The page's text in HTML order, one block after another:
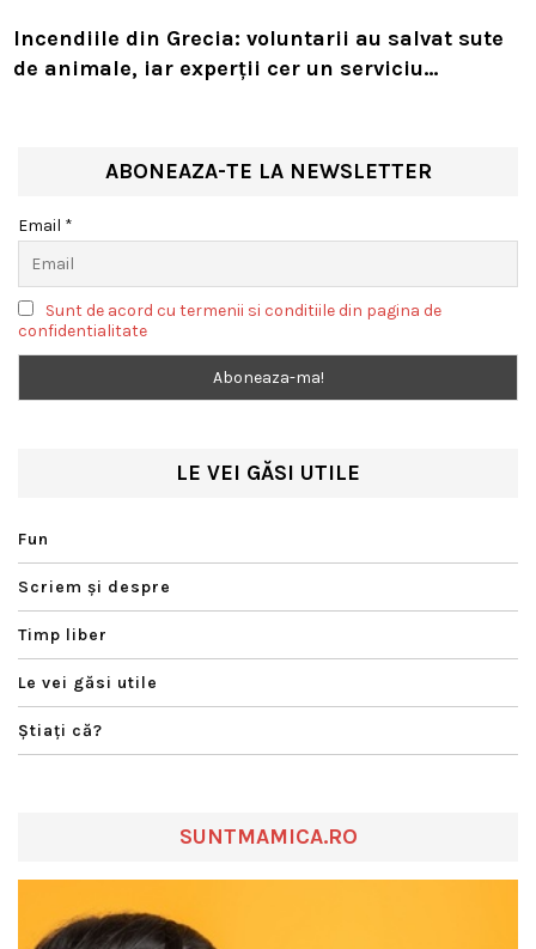
Incendiile din Grecia: voluntarii au salvat sute
de animale, iar experții cer un serviciu
ABONEAZA-TE LA NEWSLETTER
Email *
Sunt de acord cu termenii si conditiile din pagina de
confidentialitate
LE VEI GĂSI UTILE
Fun
Scriem şi despre
Timp liber
Le vei găsi utile
Ştiaţi că?
SUNTMAMICA.RO